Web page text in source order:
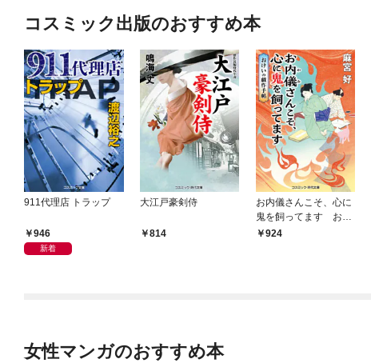
コスミック出版のおすすめ本
911代理店 トラップ
946
新着
大江戸豪剣侍
814
お内儀さんこそ、心に
鬼を飼ってます おけ
いの戯作手帖
924
女性マンガのおすすめ本